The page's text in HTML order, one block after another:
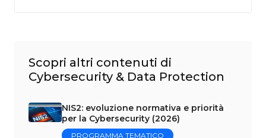
Scopri altri contenuti di
Cybersecurity & Data Protection
NIS2: evoluzione normativa e priorità
per la Cybersecurity (2026)
PROGRAMMA TEMATICO